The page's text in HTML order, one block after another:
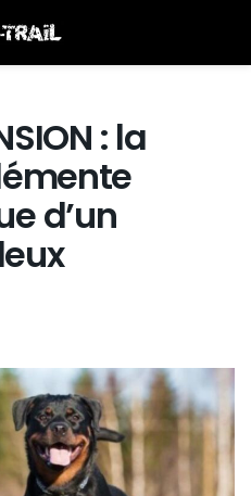
: la
d’un